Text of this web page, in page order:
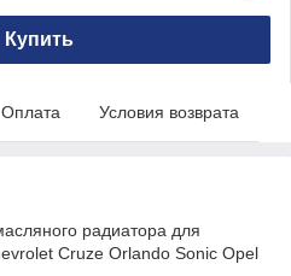
Купить
Оплата Условия возврата
радиатора для
Cruze Orlando Sonic Opel